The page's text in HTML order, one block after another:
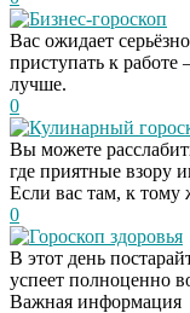
Бизнес-гороскоп
Вас ожидает
приступать к
лучше.
0
Кулинарный
Вы можете
где приятные взору
Если вас там, к тому
0
Гороскоп здоровья
В этот день
успеет полноценно
Важная информация